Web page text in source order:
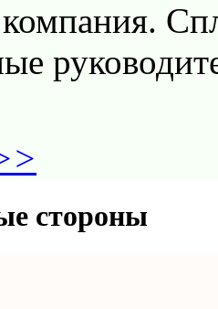
стороны